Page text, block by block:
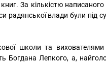
За кількістю написаного
радянської влади були
школи та вихователями
Богдана Лепкого, а,